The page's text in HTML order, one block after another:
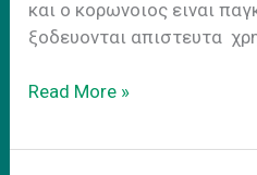
και ο κορωνοιος ειναι
ξοδευονται απιστευτα
Business
usual
Read More »